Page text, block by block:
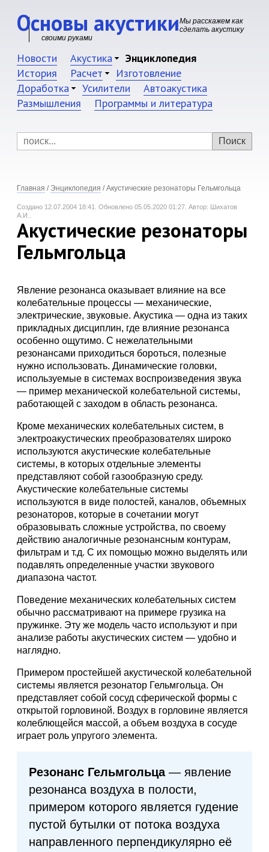
Основы акустикиМы расскажем как
сделать акустику
своими руками
Новости Акустика
Энциклопедия
История
Расчет
Изготовление
Доработка
Усилители
Автоакустика
Размышления
Программы и литература
Главная / Энциклопедия / Акустические резонаторы Гельмгольца
Создано 12.07.2004 18:41. Обновлено 05.05.2020 01:27. Автор: Шихатов
А.И..
Акустические резонаторы
Гельмгольца
Явление резонанса оказывает влияние на все
колебательные процессы — механические,
электрические, звуковые. Акустика — одна из таких
прикладных дисциплин, где влияние резонанса
особенно ощутимо. С нежелательными
резонансами приходиться бороться, полезные
нужно использовать. Динамические головки,
используемые в системах воспроизведения звука
— пример механической колебательной системы,
работающей с заходом в область резонанса.
Кроме механических колебательных систем, в
электроакустических преобразователях широко
используются акустические колебательные
системы, в которых отдельные элементы
представляют собой газообразную среду.
Акустические колебательные системы
используются в виде полостей, каналов, объемных
резонаторов, которые в сочетании могут
образовывать сложные устройства, по своему
действию аналогичные резонансным контурам,
фильтрам и т.д. С их помощью можно выделять или
подавлять определенные участки звукового
диапазона частот.
Поведение механических колебательных систем
обычно рассматривают на примере грузика на
пружинке. Эту же модель часто используют и при
анализе работы акустических систем — удобно и
наглядно.
Примером простейшей акустической колебательной
системы является резонатор Гельмгольца. Он
представляет собой сосуд сферической формы с
открытой горловиной. Воздух в горловине является
колеблющейся массой, а объем воздуха в сосуде
играет роль упругого элемента.
Резонанс Гельмгольца— явление
резонанса воздуха в полости,
примером которого является гудение
пустой бутылки от потока воздуха
направленного перпендикулярно её